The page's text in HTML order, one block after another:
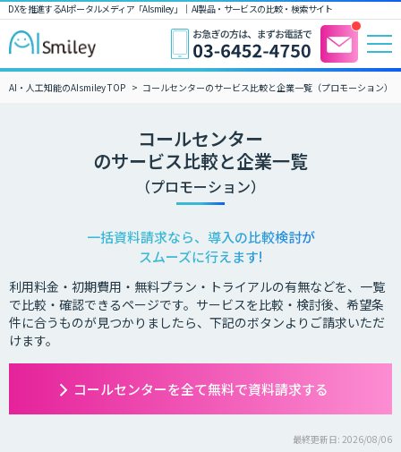
DXを推進するAIポータルメディア「AIsmiley」｜ AI製品・サービスの比較・検索サイト
AI・人工知能のAIsmiley TOP コールセンターのサービス比較と企業一覧（プロモーション）
コールセンター
のサービス比較と企業一覧
（プロモーション）
一括資料請求なら、導入の比較検討が
スムーズに行えます!
利用料金・初期費用・無料プラン・トライアルの有無などを、一覧
で比較・確認できるページです。サービスを比較・検討後、希望条
件に合うものが見つかりましたら、下記のボタンよりご請求いただ
けます。
コールセンターを全て無料で資料請求する
最終更新日: 2026/08/06